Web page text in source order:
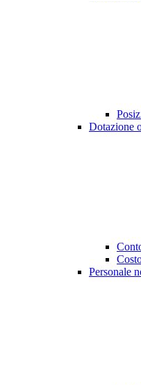
Dotazione
Personale